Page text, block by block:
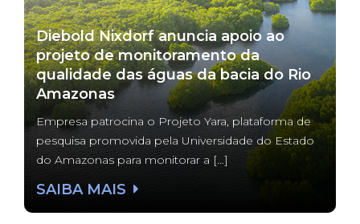
Diebold Nixdorf anuncia apoio ao
projeto de monitoramento da
qualidade das águas da bacia do Rio
Amazonas
Empresa patrocina o Projeto Yara, plataforma de
pesquisa promovida pela Universidade do Estado
do Amazonas para monitorar a […]
SAIBA MAIS